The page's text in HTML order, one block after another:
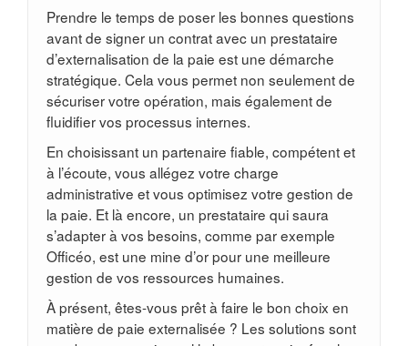
Prendre le temps de poser les bonnes questions
avant de signer un contrat avec un prestataire
d’externalisation de la paie est une démarche
stratégique. Cela vous permet non seulement de
sécuriser votre opération, mais également de
fluidifier vos processus internes.
En choisissant un partenaire fiable, compétent et
à l’écoute, vous allégez votre charge
administrative et vous optimisez votre gestion de
la paie. Et là encore, un prestataire qui saura
s’adapter à vos besoins, comme par exemple
Officéo, est une mine d’or pour une meilleure
gestion de vos ressources humaines.
À présent, êtes-vous prêt à faire le bon choix en
matière de paie externalisée ? Les solutions sont